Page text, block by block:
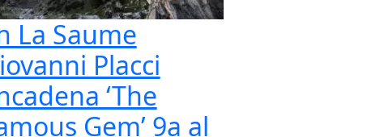
La Saume
Placci
‘The
Gem’ 9a al